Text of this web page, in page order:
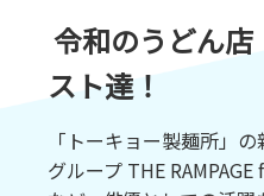
令和のうどん
スト達！
「トーキョー製麺所」
グループ THE